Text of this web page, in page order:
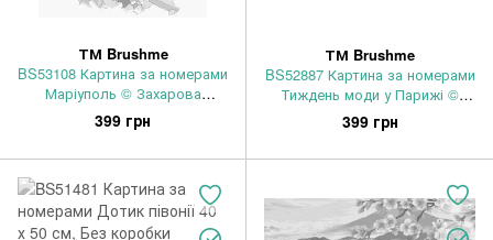
ТМ Brushme
BS53108 Картина за номерами
Маріуполь © Захарова
Наталія 40 х 50 см, Без
коробки
399 грн
ТМ Brushme
BS52887 Картина за номерами
Тиждень моди у Парижі ©
Tany Moko 40 х 50 см, Без
коробки
399 грн